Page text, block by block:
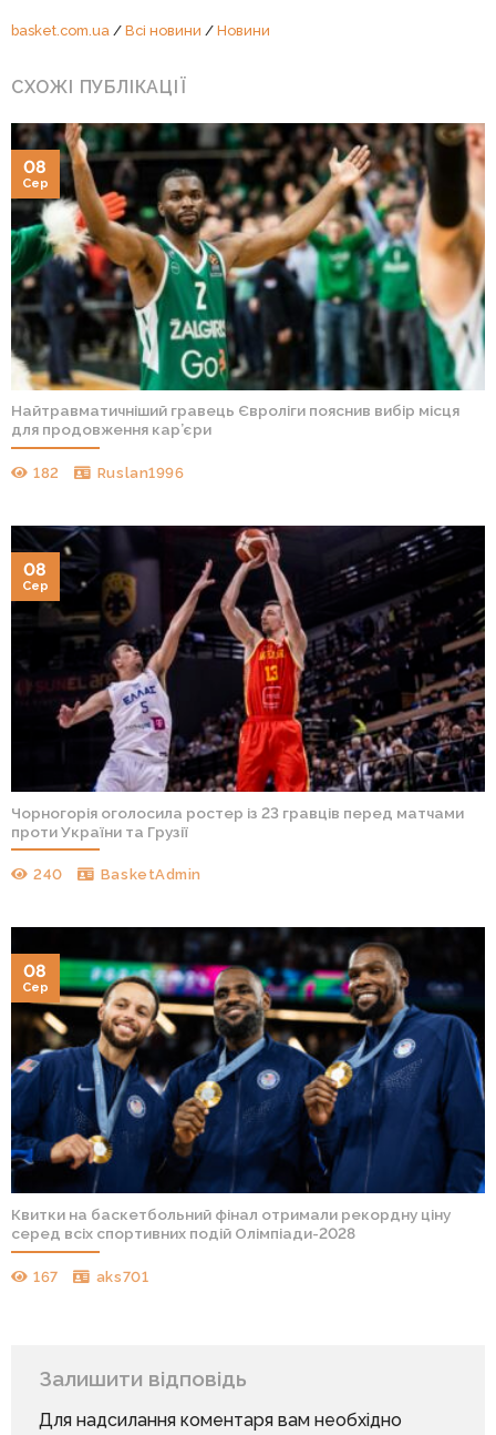
basket.com.ua / Всі новини / Новини
СХОЖІ ПУБЛІКАЦІЇ
Найтравматичніший гравець Євроліги пояснив вибір місця
для продовження кар’єри
182 Ruslan1996
08
Сер
Чорногорія оголосила ростер із 23 гравців перед матчами
проти України та Грузії
240 BasketAdmin
08
Сер
Квитки на баскетбольний фінал отримали рекордну ціну
серед всіх спортивних подій Олімпіади-2028
167 aks701
08
Сер
Залишити відповідь
Для надсилання коментаря вам необхідно